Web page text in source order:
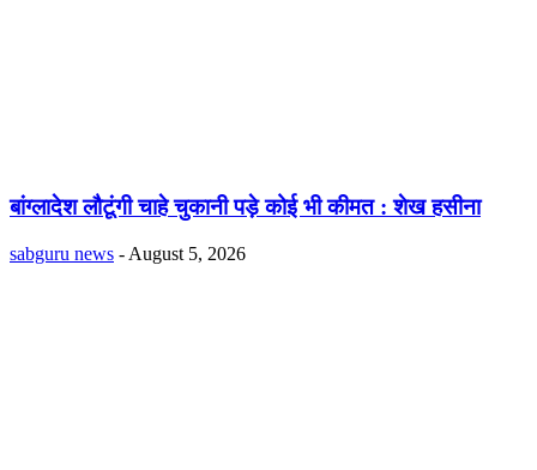
बांग्लादेश लौटूंगी चाहे चुकानी पड़े कोई भी कीमत : शेख हसीना
sabguru news - August 5, 2026